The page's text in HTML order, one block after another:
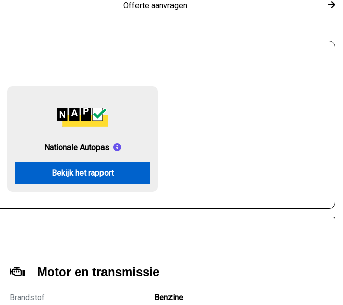
Offerte aanvragen
Nationale Autopas
Bekijk het rapport
Motor en transmissie
Brandstof
Benzine